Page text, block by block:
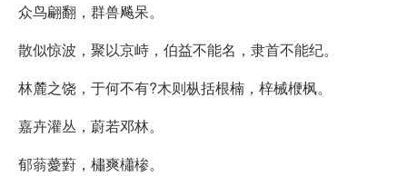
众鸟翩翻，群兽飚呆。
散似惊波，聚以京峙，伯益不能名，隶首不能纪。
林麓之饶，于何不有?木则枞括根楠，梓械楩枫。
嘉卉灌丛，蔚若邓林。
郁蓊薆薱，橚爽櫹椮。